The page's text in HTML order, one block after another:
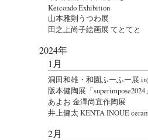
Keicondo Exhibition
山本雅則うつわ展
田之上尚子絵画展 てとてと
2024年
1月
洞田和雄・和園ふーふー展
阪本健陶展「superimpose2024」
あよお 金澤尚宜作陶展
井上健太 KENTA INOUE
2月